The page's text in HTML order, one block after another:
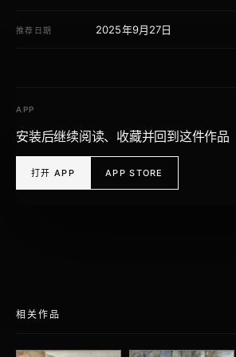
推荐日期 2025年9月27日
APP
安装后继续阅读、收藏并回到这件作品
打开 APP APP STORE
相关作品